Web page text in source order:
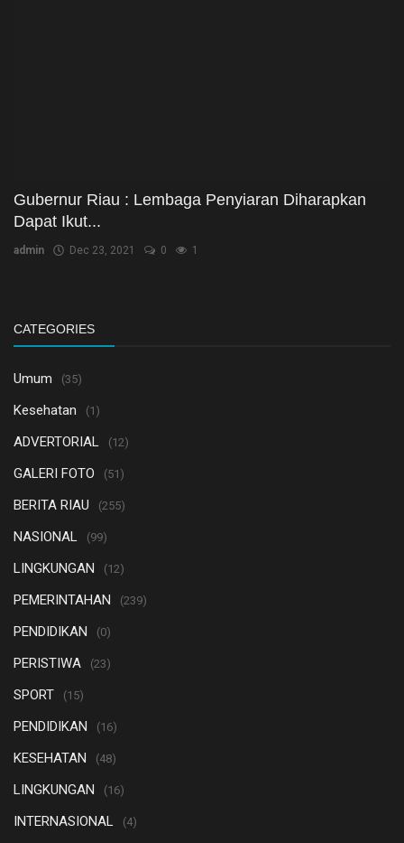
Gubernur Riau : Lembaga Penyiaran Diharapkan
Dapat Ikut...
admin Dec 23, 2021 0 1
CATEGORIES
Umum (35)
Kesehatan (1)
ADVERTORIAL (12)
GALERI FOTO (51)
BERITA RIAU (255)
NASIONAL (99)
LINGKUNGAN (12)
PEMERINTAHAN (239)
PENDIDIKAN (0)
PERISTIWA (23)
SPORT (15)
PENDIDIKAN (16)
KESEHATAN (48)
LINGKUNGAN (16)
INTERNASIONAL (4)